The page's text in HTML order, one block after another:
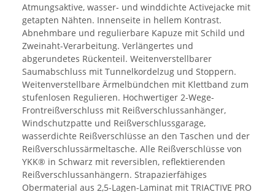
Atmungsaktive, wasser- und winddichte Activejacke mit
getapten Nähten. Innenseite in hellem Kontrast.
Abnehmbare und regulierbare Kapuze mit Schild und
Zweinaht-Verarbeitung. Verlängertes und
abgerundetes Rückenteil. Weitenverstellbarer
Saumabschluss mit Tunnelkordelzug und Stoppern.
Weitenverstellbare Ärmelbündchen mit Klettband zum
stufenlosen Regulieren. Hochwertiger 2-Wege-
Frontreißverschluss mit Reißverschlussanhänger,
Windschutzpatte und Reißverschlussgarage,
wasserdichte Reißverschlüsse an den Taschen und der
Reißverschlussärmeltasche. Alle Reißverschlüsse von
YKK® in Schwarz mit reversiblen, reflektierenden
Reißverschlussanhängern. Strapazierfähiges
Obermaterial aus 2,5-Lagen-Laminat mit TRIACTIVE PRO